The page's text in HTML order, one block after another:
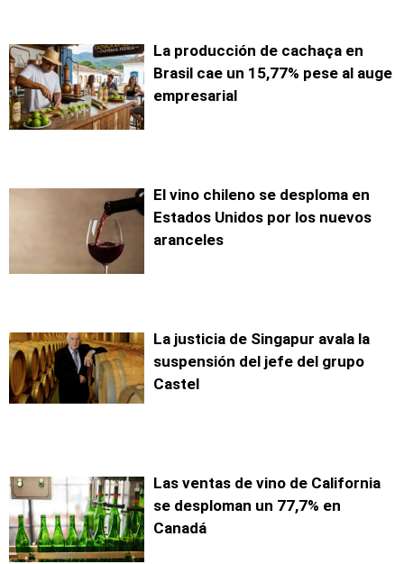
La producción de cachaça en
Brasil cae un 15,77% pese al auge
empresarial
El vino chileno se desploma en
Estados Unidos por los nuevos
aranceles
La justicia de Singapur avala la
suspensión del jefe del grupo
Castel
Las ventas de vino de California
se desploman un 77,7% en
Canadá